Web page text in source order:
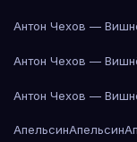
Антон Чехов —
Антон Чехов —
Антон Чехов —
АпельсинАпельсин